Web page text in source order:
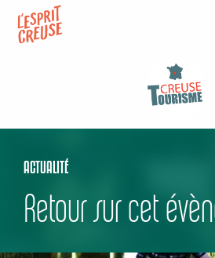
contenu
ACTUALITÉ
Retour sur cet